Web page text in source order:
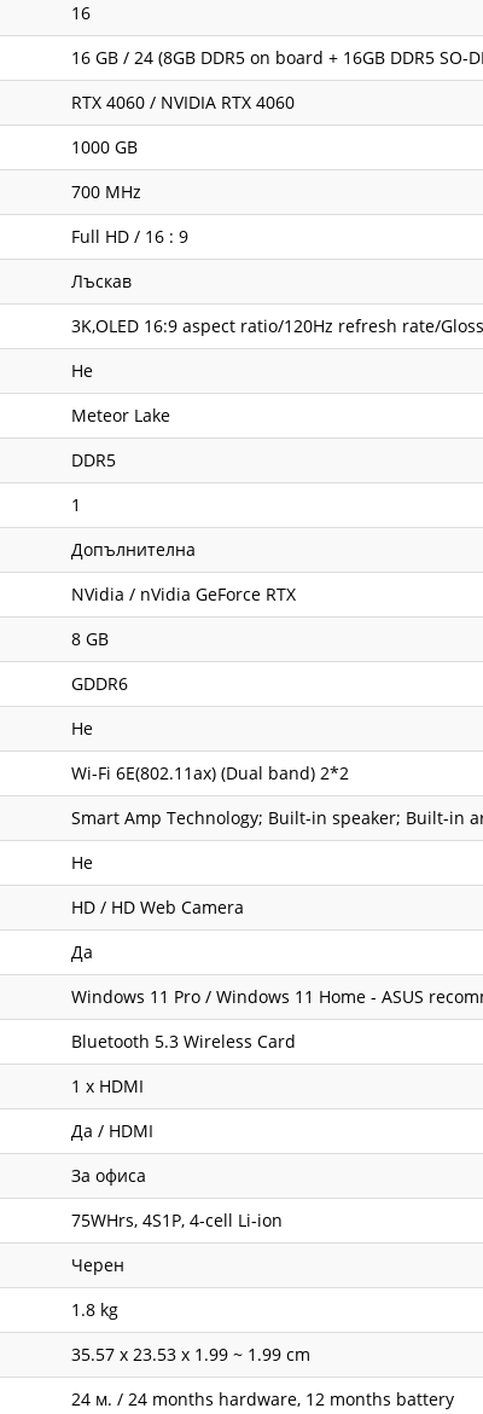
16
16 GB / 24 (8GB DDR5 on board + 16GB DDR5 SO-
RTX 4060 / NVIDIA RTX 4060
1000 GB
700 MHz
Full HD / 16 : 9
Лъскав
3K,OLED 16:9 aspect ratio/120Hz refresh rate/
Не
Meteor Lake
DDR5
1
Допълнителна
NVidia / nVidia GeForce RTX
8 GB
GDDR6
Не
Wi-Fi 6E(802.11ax) (Dual band) 2*2
Smart Amp Technology; Built-in speaker; Built-in
Не
HD / HD Web Camera
Да
Windows 11 Pro / Windows 11 Home - ASUS
Bluetooth 5.3 Wireless Card
1 x HDMI
Да / HDMI
За офиса
75WHrs, 4S1P, 4-cell Li-ion
Черен
1.8 kg
35.57 x 23.53 x 1.99 ~ 1.99 cm
24 м. / 24 months hardware, 12 months battery